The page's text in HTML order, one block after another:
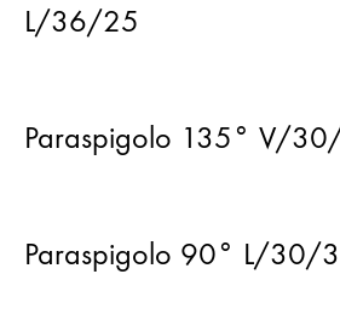
L/36/25
Paraspigolo 135° V/
Paraspigolo 90° L/30/